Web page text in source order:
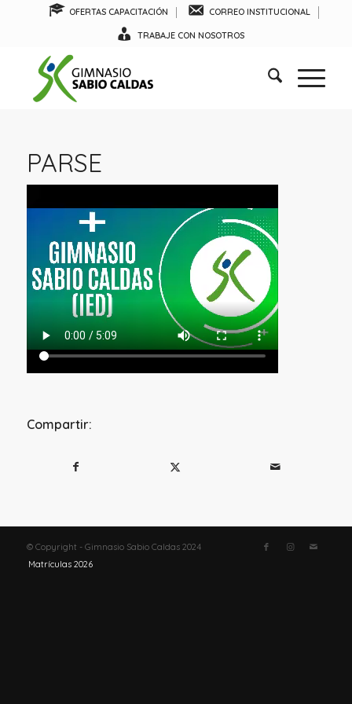
OFERTAS CAPACITACIÓN CORREO INSTITUCIONAL
TRABAJE CON NOSOTROS
PARSE
Compartir:
© Copyright - Gimnasio Sabio Caldas 2024
Matrículas 2026